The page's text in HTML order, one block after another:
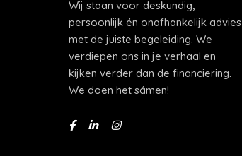
Wij staan voor deskundig,
persoonlijk én onafhankelijk advies
met de juiste begeleiding. We
verdiepen ons in je verhaal en
kijken verder dan de financiering.
We doen het sámen!